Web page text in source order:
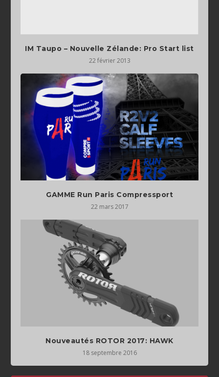
IM Taupo – Nouvelle Zélande: Pro Start list
22 février 2013
GAMME Run Paris Compressport
22 mars 2017
Nouveautés ROTOR 2017: HAWK
18 septembre 2016